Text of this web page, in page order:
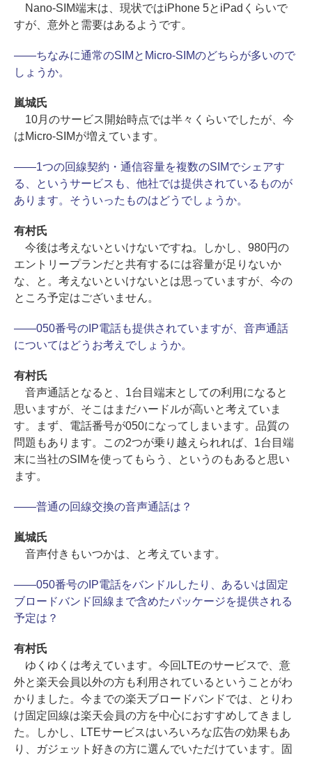
Nano-SIM端末は、現状ではiPhone 5とiPadくらいで
すが、意外と需要はあるようです。
――ちなみに通常のSIMとMicro-SIMのどちらが多いので
しょうか。
嵐城氏
10月のサービス開始時点では半々くらいでしたが、今
はMicro-SIMが増えています。
――1つの回線契約・通信容量を複数のSIMでシェアす
る、というサービスも、他社では提供されているものが
あります。そういったものはどうでしょうか。
有村氏
今後は考えないといけないですね。しかし、980円の
エントリープランだと共有するには容量が足りないか
な、と。考えないといけないとは思っていますが、今の
ところ予定はございません。
――050番号のIP電話も提供されていますが、音声通話
についてはどうお考えでしょうか。
有村氏
音声通話となると、1台目端末としての利用になると
思いますが、そこはまだハードルが高いと考えていま
す。まず、電話番号が050になってしまいます。品質の
問題もあります。この2つが乗り越えられれば、1台目端
末に当社のSIMを使ってもらう、というのもあると思い
ます。
――普通の回線交換の音声通話は？
嵐城氏
音声付きもいつかは、と考えています。
――050番号のIP電話をバンドルしたり、あるいは固定
ブロードバンド回線まで含めたパッケージを提供される
予定は？
有村氏
ゆくゆくは考えています。今回LTEのサービスで、意
外と楽天会員以外の方も利用されているということがわ
かりました。今までの楽天ブロードバンドでは、とりわ
け固定回線は楽天会員の方を中心におすすめしてきまし
た。しかし、LTEサービスはいろいろな広告の効果もあ
り、ガジェット好きの方に選んでいただけています。固